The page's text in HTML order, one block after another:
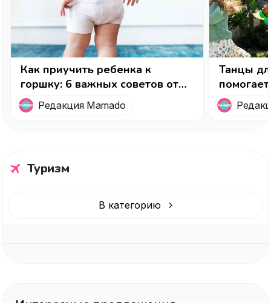
Как приучить ребенка к
горшку: 6 важных советов от
детского психолога
Редакция Mamado
Танцы
ребенка
Туризм
В категорию